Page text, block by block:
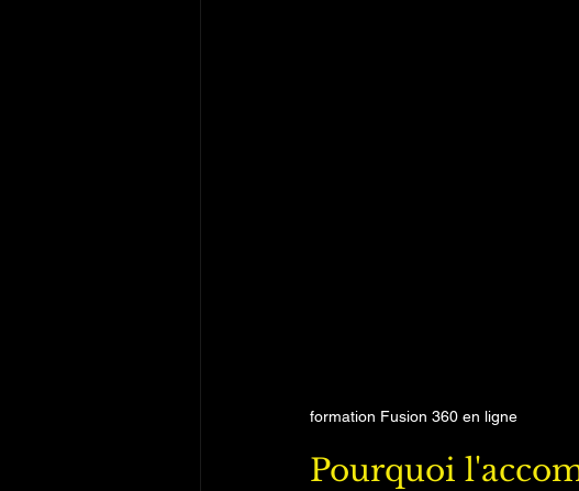
formation Fusion 360 en ligne
Pourquoi